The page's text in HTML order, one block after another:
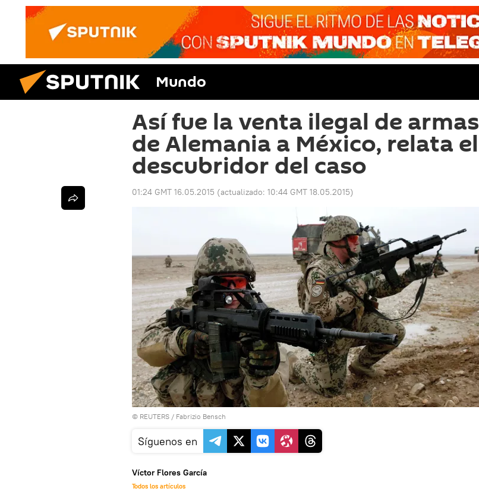
Mundo
Así fue la venta ilegal de armas
de Alemania a México, relata el
descubridor del caso
01:24 GMT 16.05.2015 (actualizado: 10:44 GMT 18.05.2015)
© REUTERS / Fabrizio Bensch
Síguenos en
Víctor Flores García
Todos los artículos